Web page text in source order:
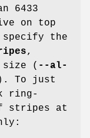
6433
on top
specify the
,
( --al-
To just
ring-
stripes at